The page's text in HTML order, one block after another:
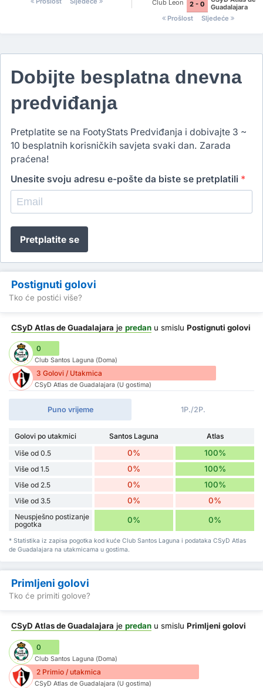
Club Leon 2 - 0
Guadalajara
Prošlost
Sljedeće
Dobijte besplatna dnevna
predviđanja
Pretplatite se na FootyStats Predviđanja i dobivajte 3 ~
10 besplatnih korisničkih savjeta svaki dan. Zarada
praćena!
Unesite svoju adresu e-pošte da biste se pretplatili *
Pretplatite se
Postignuti golovi
Tko će postići više?
CSyD Atlas de Guadalajara je predan u smislu Postignuti golovi
0
Club Santos Laguna (Doma)
3 Golovi / Utakmica
CSyD Atlas de Guadalajara (U gostima)
Puno vrijeme 1P./2P.
Golovi po utakmici Santos Laguna
Atlas
Više od 0.5
0% 100%
Više od 1.5 0% 100%
Više od 2.5 0% 100%
Više od 3.5 0% 0%
Neuspješno postizanje
pogotka
0% 0%
* Statistika iz zapisa pogotka kod kuće Club Santos Laguna i podataka CSyD Atlas
de Guadalajara na utakmicama u gostima.
Primljeni golovi
Tko će primiti golove?
CSyD Atlas de Guadalajara je predan u smislu Primljeni golovi
0
Club Santos Laguna (Doma)
2 Primio / utakmica
CSyD Atlas de Guadalajara (U gostima)